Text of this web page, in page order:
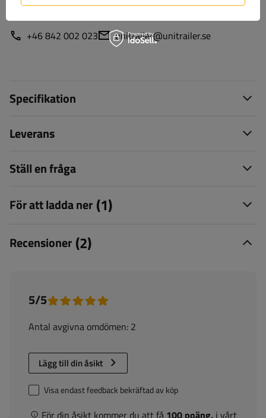
+46 842 002 023 unitrailer@unitrailer.se
Specifikation
Leverans
Ställ en fråga
För att ladda ner (1)
Recensioner (2)
5/5
Antal avgivna omdömen: 2
Lägg till din åsikt
För din åsikt kommer du att få 100 poäng. i vårt
Visa endast feedback bekräftad av köp